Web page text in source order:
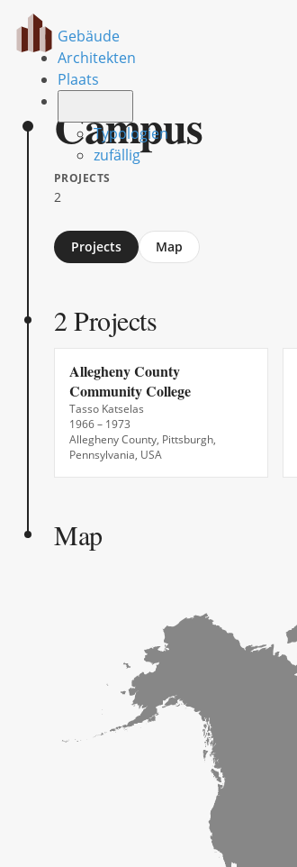
Gebäude
Architekten
Plaats
Typologien
zufällig
Campus
PROJECTS
2
Jump
to
Projects Map
2 Projects
Allegheny County
Community College
Tasso Katselas
1966 – 1973
Allegheny County, Pittsburgh,
Pennsylvania, USA
Map